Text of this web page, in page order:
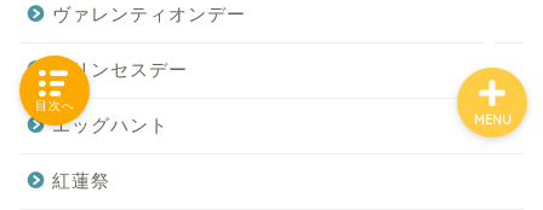
ヴァレンティオンデー
プリンセスデー
エッグハント
紅蓮祭
MENU
目次へ